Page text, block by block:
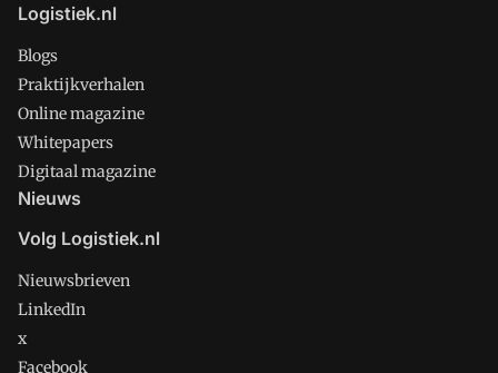
Logistiek.nl
Blogs
Praktijkverhalen
Online magazine
Whitepapers
Digitaal magazine
Nieuws
Volg Logistiek.nl
Nieuwsbrieven
LinkedIn
x
Facebook